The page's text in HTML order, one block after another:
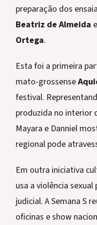
preparação dos
Beatriz de Almeida
Ortega.
Esta foi a primeira
mato-grossense
festival.
produzida no interior
Mayara e Danniel
regional pode
Em outra iniciativa
usa a violência
judicial. A Semana S
oficinas e show